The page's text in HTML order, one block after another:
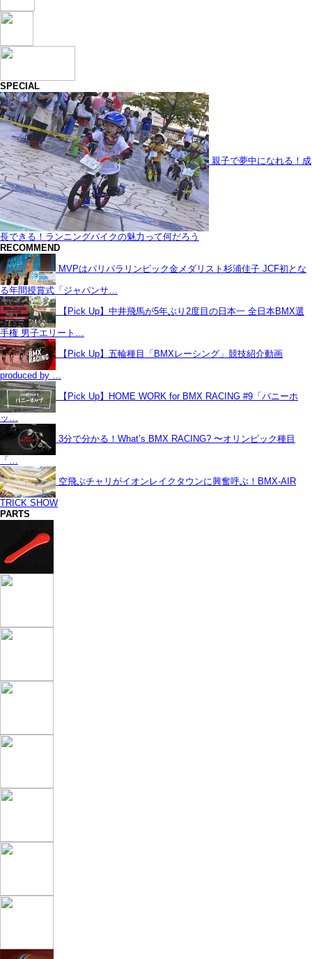
SPECIAL
親子で夢中になれる！成
長できる！ランニングバイクの魅力って何だろう
RECOMMEND
MVPはパリパラリンピック金メダリスト杉浦佳子 JCF初とな
る年間授賞式「ジャパンサ…
【Pick Up】中井飛馬が5年ぶり2度目の日本一 全日本BMX選
手権 男子エリート…
【Pick Up】五輪種目「BMXレーシング」競技紹介動画
produced by …
【Pick Up】HOME WORK for BMX RACING #9「バニーホ
ッ…
3分で分かる！What’s BMX RACING? 〜オリンピック種目
「…
空飛ぶチャリがイオンレイクタウンに興奮呼ぶ！BMX-AIR
TRICK SHOW
PARTS